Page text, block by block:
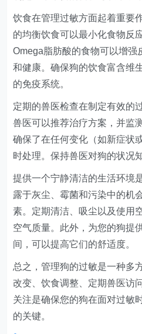
饮食在管理过敏方面起着重要
的均衡饮食可以最小化食物反
Omega脂肪酸的食物可以增强
和健康。确保狗的饮食富含维
的免疫系统。
定期的兽医检查在制定有效的
兽医可以推荐治疗方案，并监
确保了在任何变化（如新症状
时处理。保持兽医对狗的状况
提供一个宁静清洁的生活环境
露于灰尘、霉菌和污染中的机
素。定期清洁、吸尘以及使用
空气质量。此外，为您的狗提
间，可以提高它们的舒适度。
总之，管理狗的过敏是一种多
改变、饮食调整、定期兽医访
关注是确保您的狗在面对过敏
的关键。